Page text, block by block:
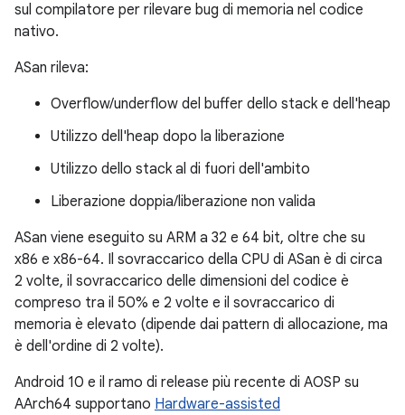
sul compilatore per rilevare bug di memoria nel codice
nativo.
ASan rileva:
Overflow/underflow del buffer dello stack e dell'heap
Utilizzo dell'heap dopo la liberazione
Utilizzo dello stack al di fuori dell'ambito
Liberazione doppia/liberazione non valida
ASan viene eseguito su ARM a 32 e 64 bit, oltre che su
x86 e x86-64. Il sovraccarico della CPU di ASan è di circa
2 volte, il sovraccarico delle dimensioni del codice è
compreso tra il 50% e 2 volte e il sovraccarico di
memoria è elevato (dipende dai pattern di allocazione, ma
è dell'ordine di 2 volte).
Android 10 e il ramo di release più recente di AOSP su
AArch64 supportano Hardware-assisted